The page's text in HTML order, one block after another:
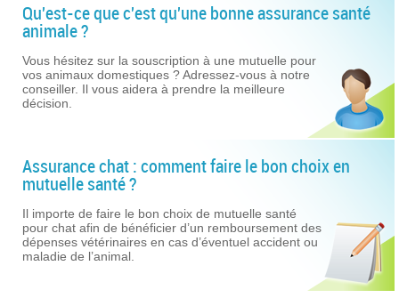
Qu'est-ce que c'est qu'une bonne assurance santé
animale ?
Vous hésitez sur la souscription à une mutuelle pour
vos animaux domestiques ? Adressez-vous à notre
conseiller. Il vous aidera à prendre la meilleure
décision.
Assurance chat : comment faire le bon choix en
mutuelle santé ?
Il importe de faire le bon choix de mutuelle santé
pour chat afin de bénéficier d’un remboursement des
dépenses vétérinaires en cas d’éventuel accident ou
maladie de l’animal.